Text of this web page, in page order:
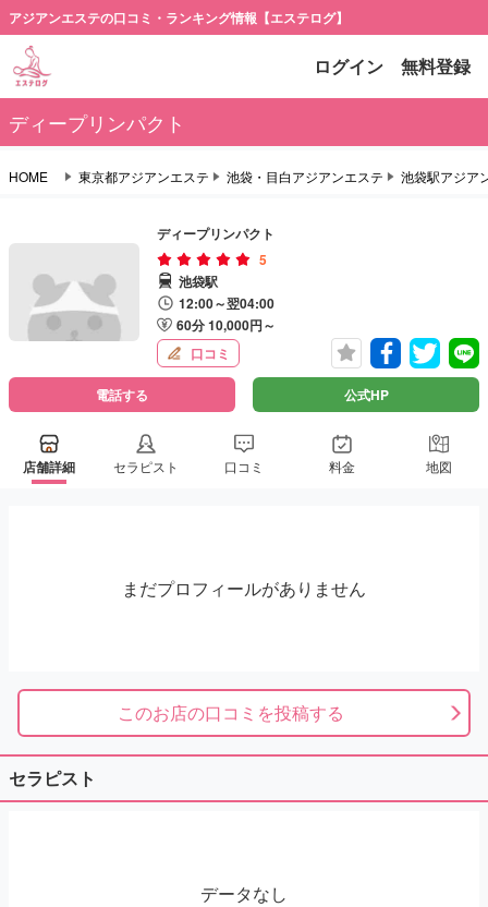
アジアンエステの口コミ・ランキング情報【エステログ】
ログイン 無料登録
ディープリンパクト
HOME 東京都アジアンエステ 池袋・目白アジアンエステ 池袋駅アジア
ディープリンパクト
5
池袋駅
12:00～翌04:00
60分 10,000円～
口コミ
電話する 公式HP
店舗詳細 セラピスト 口コミ 料金 地図
まだプロフィールがありません
このお店の口コミを投稿する
セラピスト
データなし